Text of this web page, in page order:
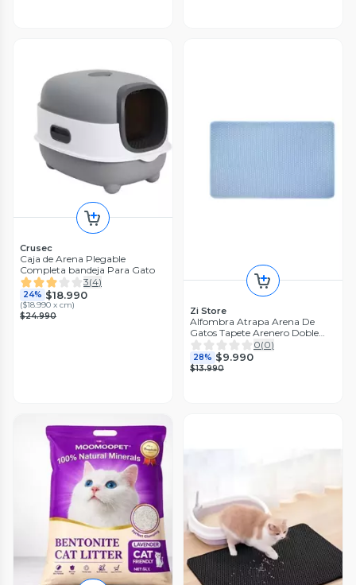
Crusec
Caja de Arena Plegable
Completa bandeja Para Gato
3(4)
24% $18.990
($18.990 x cm)
$24.990
Zi Store
Alfombra Atrapa Arena De
Gatos Tapete Arenero Doble
Capa Azul 45x60
0(0)
28% $9.990
$13.990